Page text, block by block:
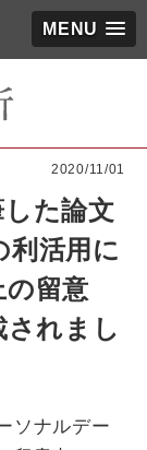
MENU
2020/11/01
た論文
利活用に
の留意
されまし
ソナルデー